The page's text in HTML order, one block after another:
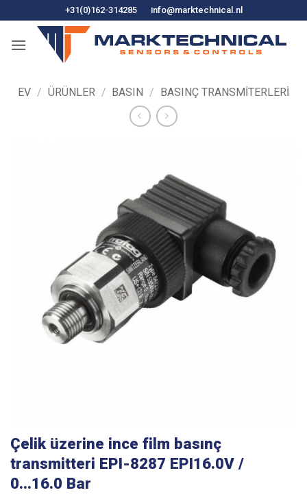
atla
+31(0)162-314285 info@marktechnical.nl
EV / ÜRÜNLER / BASIN / BASINÇ TRANSMITERLERI
Çelik üzerine ince film basınç
transmitteri EPI-8287 EPI16.0V /
0...16.0 Bar